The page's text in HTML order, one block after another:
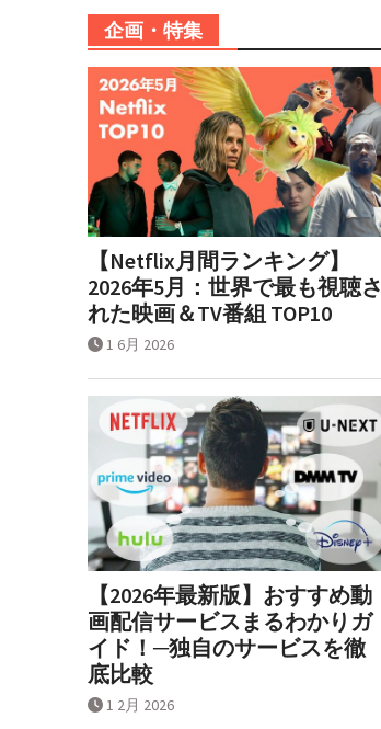
企画・特集
【Netflix月間ランキング】
2026年5月：世界で最も視聴さ
れた映画＆TV番組 TOP10
1 6月 2026
【2026年最新版】おすすめ動
画配信サービスまるわかりガ
イド！─独自のサービスを徹
底比較
1 2月 2026